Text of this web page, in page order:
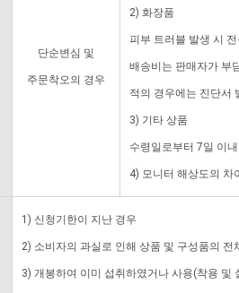
단순변심 및
주문착오의 경우
2) 화장품
피부 트러블 발생 시
배송비는 판매자가 부
적의 경우에는 진단서
3) 기타 상품
수령일로부터 7일 이
4) 모니터 해상도의 차
1) 신청기한이 지난 경우
2) 소비자의 과실로 인해 상품 및 구성품의
3) 개봉하여 이미 섭취하였거나 사용(착용 및